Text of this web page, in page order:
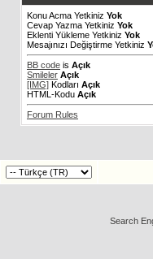
Konu Acma Yetkiniz Yok
Cevap Yazma Yetkiniz Yok
Eklenti Yükleme Yetkiniz Yok
Mesajınızı Değiştirme Yetkiniz
BB code is Açık
Smileler Açık
[IMG] Kodları Açık
HTML-Kodu Açık
Forum Rules
Search